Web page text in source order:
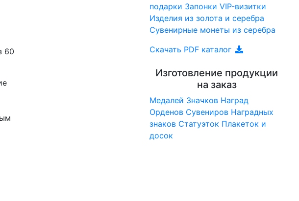
60
подарки Запонки VIP-визитки
Изделия из золота и серебра
Сувенирные монеты из серебра
Скачать PDF каталог
Изготовление продукции
на заказ
Медалей Значков Наград
Орденов Сувениров Наградныx
знаков Статуэток Плакеток и
досок